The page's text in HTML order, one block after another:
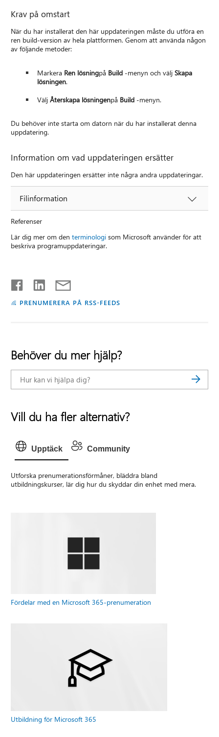
Krav på omstart
När du har installerat den här uppdateringen måste du utföra en
ren build-version av hela plattformen. Genom att använda någon
av följande metoder:
Markera Ren lösningpå Build -menyn och väljSkapa
lösningen.
VäljÅterskapa lösningenpå Build -menyn.
Du behöver inte starta om datorn när du har installerat denna
uppdatering.
Information om vad uppdateringen ersätter
Den här uppdateringen ersätter inte några andra uppdateringar.
Filinformation
Referenser
Lär dig mer om denterminologi som Microsoft använder för att
beskriva programuppdateringar.
PRENUMERERA PÅ RSS-FEEDS
Behöver du mer hjälp?
Vill du ha fler alternativ?
Upptäck Community
Utforska prenumerationsförmåner, bläddra bland
utbildningskurser, lär dig hur du skyddar din enhet med mera.
Fördelar med en Microsoft 365-prenumeration
Utbildning för Microsoft 365